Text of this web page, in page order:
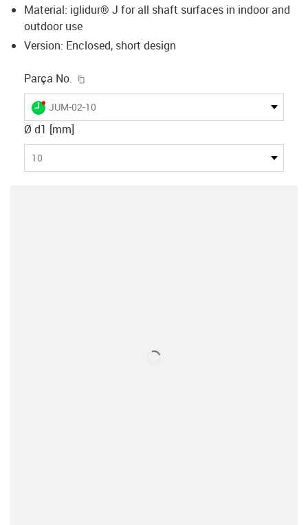
Material: iglidur® J for all shaft surfaces in indoor and
outdoor use
Version: Enclosed, short design
Parça No.
igus-icon-lieferzeit-dot
JUM-02-10
Ø d1 [mm]
10